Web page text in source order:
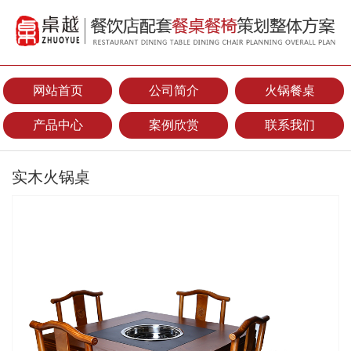
网站首页 公司简介 火锅餐桌
产品中心 案例欣赏 联系我们
实木火锅桌